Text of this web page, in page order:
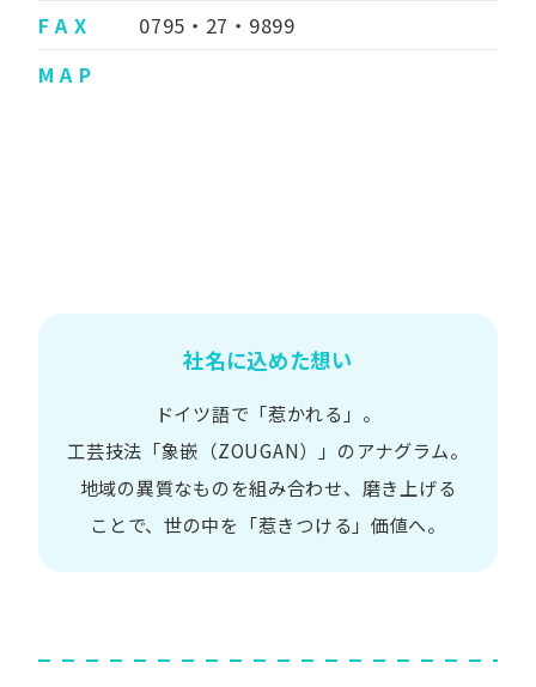
F A X
0795・27・9899
M A P
社名に込めた想い
ドイツ語で​「惹かれる」。
工芸技法​「象嵌​（ZOUGAN）」の​アナグラム。
地域の​異質な​ものを​組み合わせ、 磨き上げる​
ことで、 世の​中を​「惹きつける」価値へ。​